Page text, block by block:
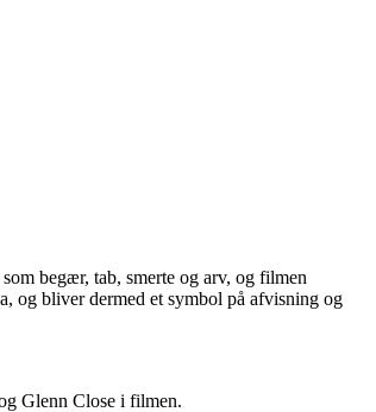
begær, tab, smerte og arv, og filmen
og bliver dermed et symbol på afvisning og
Glenn Close i filmen.